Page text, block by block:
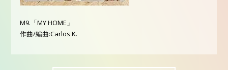
M9.「MY HOME」
作曲/編曲:Carlos K.